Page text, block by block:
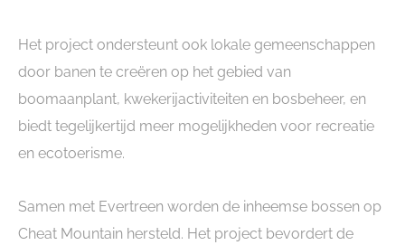
Het project ondersteunt ook lokale gemeenschappen
door banen te creëren op het gebied van
boomaanplant, kwekerijactiviteiten en bosbeheer, en
biedt tegelijkertijd meer mogelijkheden voor recreatie
en ecotoerisme.
Samen met Evertreen worden de inheemse bossen op
Cheat Mountain hersteld. Het project bevordert de